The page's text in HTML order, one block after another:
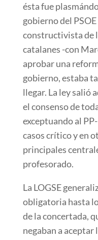
ésta fue
gobierno del
constructivista de
catalanes -con
aprobar una
gobierno, estaba
llegar. La ley salió
el consenso de
exceptuando al
casos crítico y en
principales
profesorado.
La LOGSE
obligatoria hasta
de la concertada,
negaban a